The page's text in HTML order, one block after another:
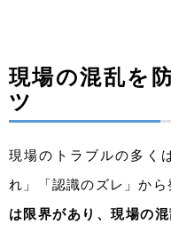
現場の混乱を
ツ
現場のトラブルの多く
れ」「認識のズレ」から
は限界があり、現場の